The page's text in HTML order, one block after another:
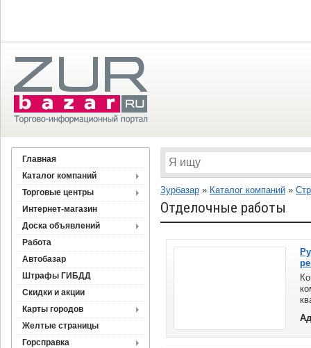
Главная
Каталог компаний
Торговые центры
Интернет-магазин
Доска объявлений
Работа
Автобазар
Штрафы ГИБДД
Скидки и акции
Карты городов
Желтые страницы
Горсправка
Зурбазар » Каталог компаний »
Отделочные работы
...